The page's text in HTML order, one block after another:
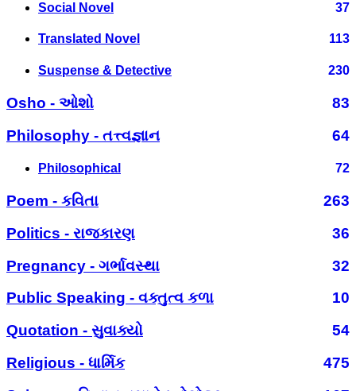
Social Novel 37
Translated Novel 113
Suspense & Detective 230
Osho - ઓશો
83
Philosophy - તત્ત્વજ્ઞાન
64
Philosophical 72
Poem - કવિતા
263
Politics - રાજકારણ
36
Pregnancy - ગર્ભાવસ્થા
32
Public Speaking - વક્તુત્વ કળા
10
Quotation - સુવાક્યો
54
Religious - ધાર્મિક
475